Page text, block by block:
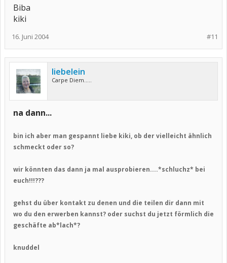
Biba
kiki
#11
16. Juni 2004
liebelein
Carpe Diem.....
na dann...
bin ich aber man gespannt liebe kiki, ob der vielleicht ähnlich
schmeckt oder so?
wir könnten das dann ja mal ausprobieren....*schluchz* bei
euch!!!???
gehst du über kontakt zu denen und die teilen dir dann mit
wo du den erwerben kannst? oder suchst du jetzt förmlich die
geschäfte ab*lach*?
knuddel